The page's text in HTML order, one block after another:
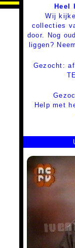
Heel
Wij
collecties
door. Nog
liggen?
Gezocht:
Help met